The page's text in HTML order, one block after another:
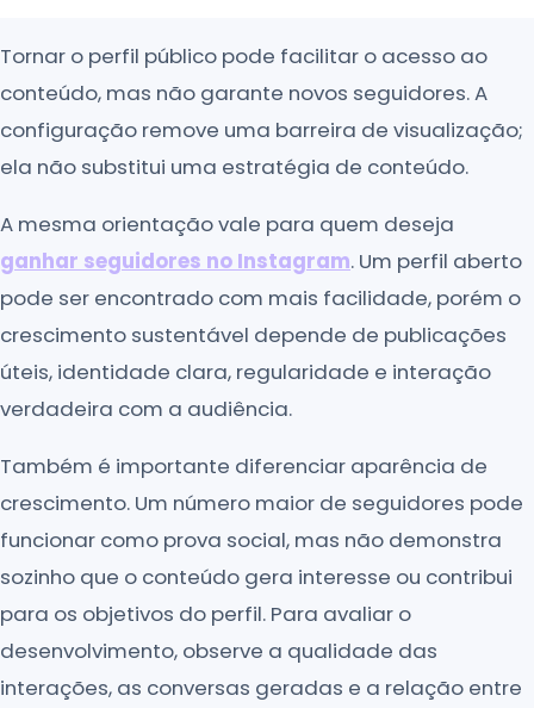
Tornar o perfil público pode facilitar o acesso ao
conteúdo, mas não garante novos seguidores. A
configuração remove uma barreira de visualização;
ela não substitui uma estratégia de conteúdo.
A mesma orientação vale para quem deseja
ganhar seguidores no Instagram. Um perfil aberto
pode ser encontrado com mais facilidade, porém o
crescimento sustentável depende de publicações
úteis, identidade clara, regularidade e interação
verdadeira com a audiência.
Também é importante diferenciar aparência de
crescimento. Um número maior de seguidores pode
funcionar como prova social, mas não demonstra
sozinho que o conteúdo gera interesse ou contribui
para os objetivos do perfil. Para avaliar o
desenvolvimento, observe a qualidade das
interações, as conversas geradas e a relação entre